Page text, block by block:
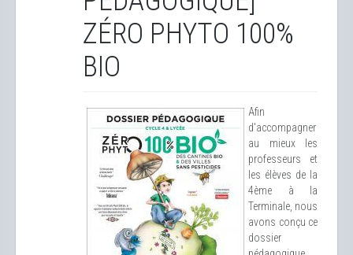
ZÉRO PHYTO 100%
BIO
Afin
d'accompagner
au mieux les
professeurs et
les élèves de la
4ème à la
Terminale, nous
avons conçu ce
dossier